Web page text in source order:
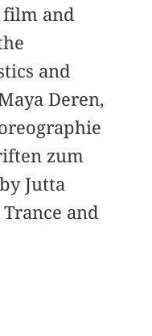
film and
and
Deren,
zum
Jutta
and